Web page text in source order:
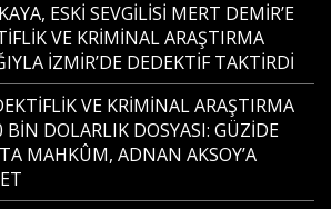
ESKİ SEVGİLİSİ MERT DEMİR’E
VE KRİMİNAL ARAŞTIRMA
İZMİR’DE DEDEKTİF TAKTİRDİ
VE KRİMİNAL ARAŞTIRMA
BİN DOLARLIK DOSYASI: GÜZİDE
MAHKÛM, ADNAN AKSOY’A